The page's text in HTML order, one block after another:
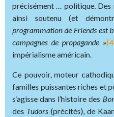
précisément … politique.
ainsi soutenu (et
programmation de Friends est
campagnes de propagande »
impérialisme américain.
Ce pouvoir, moteur
familles puissantes riches et
s’agisse dans l’histoire des
des Tudors (précités), de